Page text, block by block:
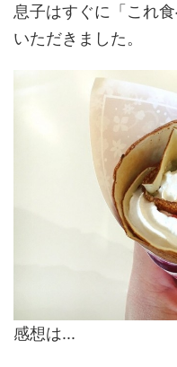
息子はすぐに「これ
いただきました。
感想は...